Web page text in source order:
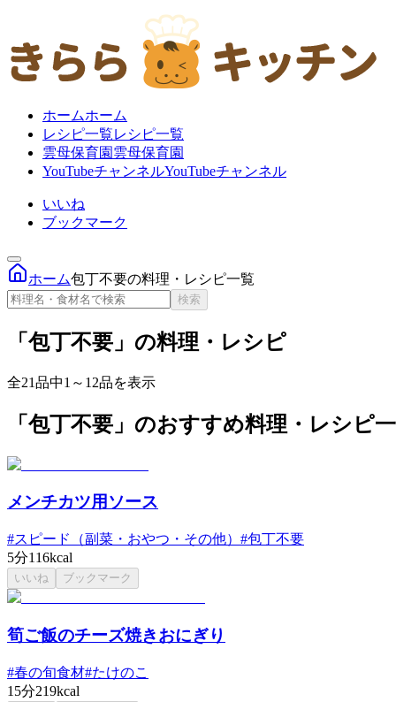
ホームホーム
レシピ一覧レシピ一覧
雲母保育園 雲母保育園
YouTubeチャンネルYouTubeチャンネル
いいね
ブックマーク
ホーム包丁不要の料理・レシピ一覧
検索
「包丁不要」の料理・レシピ
全21品中1～12品を表示
「包丁不要」のおすすめ料理・レシピ
メンチカツ用ソース
#スピード（副菜・おやつ・その他） #包丁不要
5分116kcal
いいね ブックマーク
筍ご飯のチーズ焼きおにぎり
#春の旬食材#たけのこ
15分219kcal